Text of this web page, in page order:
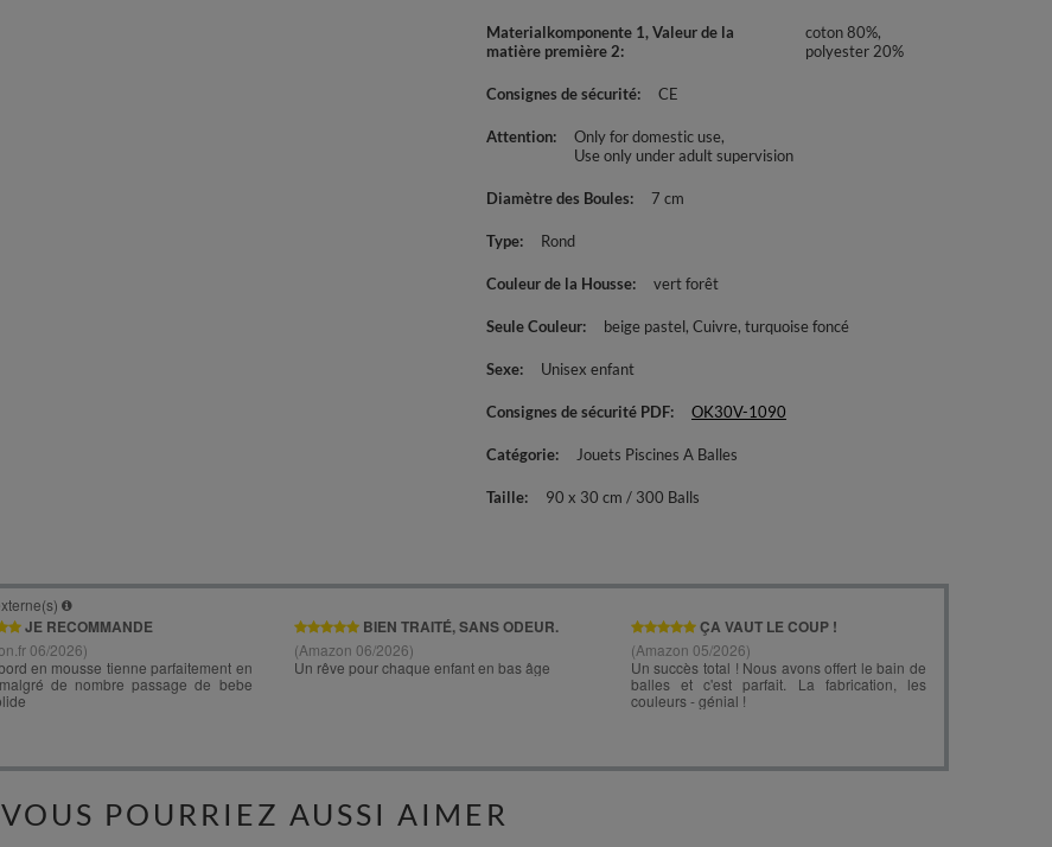
Materialkomponente 1, Valeur de la
matière première 2
coton 80%,
polyester 20%
Consignes de sécurité CE
Attention
Only for domestic use
Use only under adult supervision
Diamètre des Boules 7 cm
Type Rond
Couleur de la Housse vert forêt
Seule Couleur beige pastel Cuivre turquoise foncé
Sexe Unisex enfant
Consignes de sécurité PDF OK30V-1090
Catégorie Jouets Piscines A Balles
Taille 90 x 30 cm / 300 Balls
VOUS POURRIEZ AUSSI AIMER